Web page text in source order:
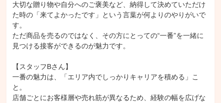
大切な贈り物や自分へのご褒美など、納得して決めていただけ
た時の「来てよかったです」という言葉が何よりのやりがいで
す。
ただ商品を売るのではなく、その方にとっての“一番”を一緒に
見つける接客ができるのが魅力です。
【スタッフBさん】
一番の魅力は、「エリア内でしっかりキャリアを積める」こ
と。
店舗ごとにお客様層や売れ筋が異なるため、経験の幅を広げな